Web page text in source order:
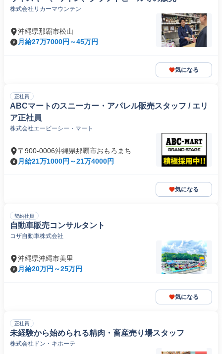
株式会社リカーマウンテン
沖縄県那覇市松山
月給27万7000円～45万円
気になる
正社員
ABCマートのスニーカー・アパレル販売スタッフ / エリ
ア正社員
株式会社エービーシー・マート
〒900-0006沖縄県那覇市おもろまち
月給21万1000円～21万4000円
気になる
契約社員
自動車販売コンサルタント
コザ自動車株式会社
沖縄県沖縄市美里
月給20万円～25万円
気になる
正社員
未経験から始められる精肉・畜産売り場スタッフ
株式会社ドン・キホーテ